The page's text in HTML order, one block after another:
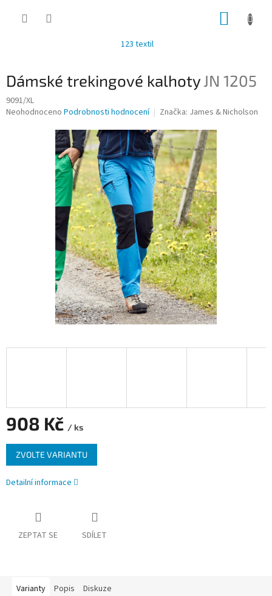
123 textil
Dámské trekingové kalhotyJN 1205
9091/XL
Průměrné
Neohodnoceno Podrobnosti hodnocení Značka: James & Nicholson
908 Kč / ks
Měrná
cena:
ZVOLTE VARIANTU
Detailní informace
ZEPTAT SE SDÍLET
Varianty Popis Diskuze